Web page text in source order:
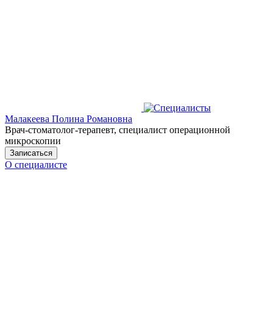
Малакеева Полина Романовна
Врач-стоматолог-терапевт, специалист операционной
микроскопии
Записаться
О специалисте